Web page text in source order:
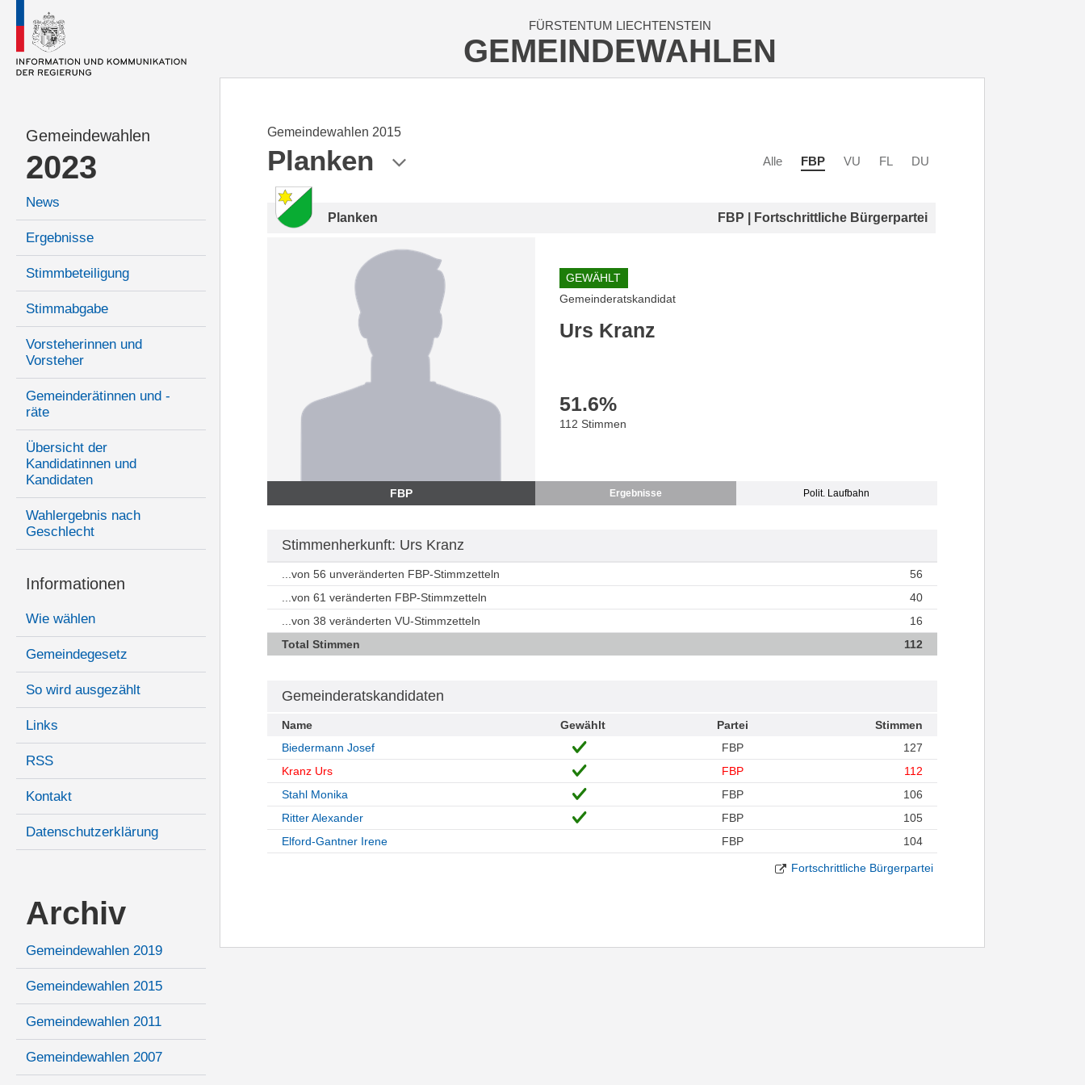
FÜRSTENTUM LIECHTENSTEIN
GEMEINDEWAHLEN
Gemeindewahlen
2023
News
Ergebnisse
Stimmbeteiligung
Stimmabgabe
Vorsteherinnen und
Vorsteher
Gemeinderätinnen und -
räte
Übersicht der
Kandidatinnen und
Kandidaten
Wahlergebnis nach
Geschlecht
Informationen
Wie wählen
Gemeindegesetz
So wird ausgezählt
Links
RSS
Kontakt
Datenschutzerklärung
Archiv
Gemeindewahlen 2019
Gemeindewahlen 2015
Gemeindewahlen 2011
Gemeindewahlen 2007
Gemeindewahlen 2015
Planken Alle FBP VU FL DU
Planken FBP | Fortschrittliche Bürgerpartei
FBP
GEWÄHLT
Gemeinderatskandidat
Urs Kranz
51.6%
112 Stimmen
Ergebnisse Polit. Laufbahn
Stimmenherkunft: Urs Kranz
...von 56 unveränderten FBP-Stimmzetteln
56
...von 61 veränderten FBP-Stimmzetteln
40
...von 38 veränderten VU-Stimmzetteln
16
Total Stimmen
112
Gemeinderatskandidaten
Name Gewählt Partei
Stimmen
Biedermann Josef
FBP
127
Kranz Urs
FBP
112
Stahl Monika
FBP
106
Ritter Alexander
FBP
105
Elford-Gantner Irene
FBP 104
Fortschrittliche Bürgerpartei